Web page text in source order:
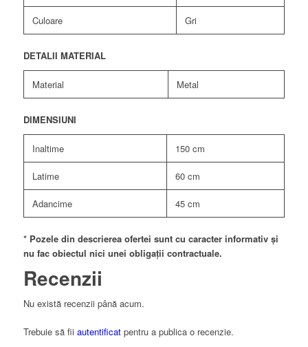
Culoare Gri
DETALII MATERIAL
Material Metal
DIMENSIUNI
Inaltime 150 cm
Latime 60 cm
Adancime 45 cm
* Pozele din descrierea ofertei sunt cu caracter informativ și
nu fac obiectul nici unei obligații contractuale.
Recenzii
Nu există recenzii până acum.
Trebuie să fii autentificatpentru a publica o recenzie.